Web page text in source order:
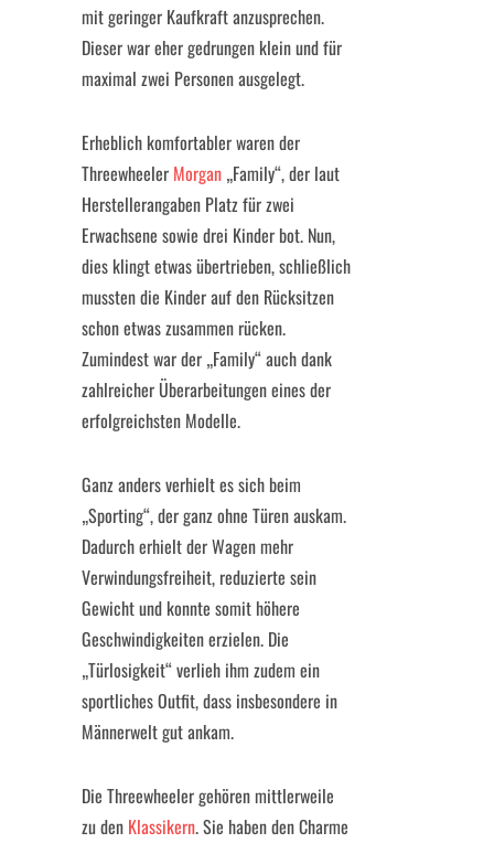
mit geringer Kaufkraft anzusprechen.
Dieser war eher gedrungen klein und für
maximal zwei Personen ausgelegt.
Erheblich komfortabler waren der
Threewheeler Morgan „Family“, der laut
Herstellerangaben Platz für zwei
Erwachsene sowie drei Kinder bot. Nun,
dies klingt etwas übertrieben, schließlich
mussten die Kinder auf den Rücksitzen
schon etwas zusammen rücken.
Zumindest war der „Family“ auch dank
zahlreicher Überarbeitungen eines der
erfolgreichsten Modelle.
Ganz anders verhielt es sich beim
„Sporting“, der ganz ohne Türen auskam.
Dadurch erhielt der Wagen mehr
Verwindungsfreiheit, reduzierte sein
Gewicht und konnte somit höhere
Geschwindigkeiten erzielen. Die
„Türlosigkeit“ verlieh ihm zudem ein
sportliches Outfit, dass insbesondere in
Männerwelt gut ankam.
Die Threewheeler gehören mittlerweile
zu den Klassikern. Sie haben den Charme